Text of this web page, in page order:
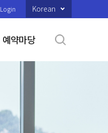
Login Korean
예약마당